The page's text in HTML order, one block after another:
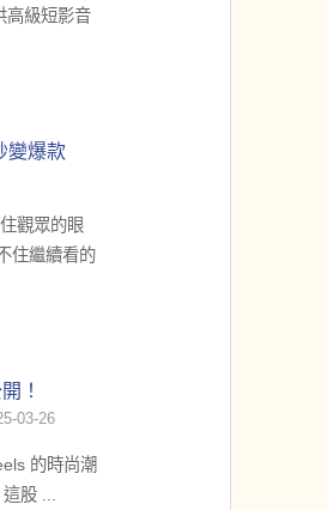
高級短影音
變爆款
觀眾的眼
住繼續看的
！
03-26
的時尚潮
股 ...